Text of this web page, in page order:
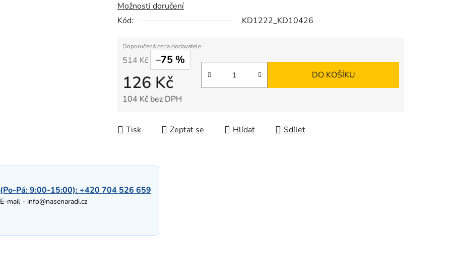
Možnosti doručení
Kód:
KD1222_KD10426
514 Kč –75 %
126 Kč
104 Kč bez DPH
DO KOŠÍKU
Tisk Zeptat se Hlídat Sdílet
(Po-Pá: 9:00-15:00):+420 704 526 659
E-mail - info@nasenaradi.cz